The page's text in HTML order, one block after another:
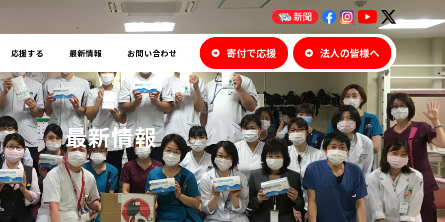
応援する 最新情報 お問い合わせ 寄付で応援 法人の皆様へ
最新情報